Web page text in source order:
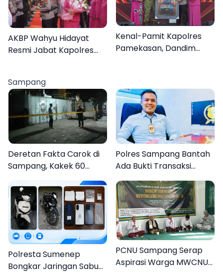
AKBP Wahyu Hidayat
Resmi Jabat Kapolres
Kenal-Pamit Kapolres
Pamekasan, Dandim
Sampang
Deretan Fakta Carok di
Sampang, Kakek 60
Tahun Duel Melawan 2
Pria
Polres Sampang Bantah
Ada Bukti Transaksi
dalam Kasus Rudapaksa
Anak 27 Tersangka
Polresta Sumenep
Bongkar Jaringan Sabu
PCNU Sampang Serap
Aspirasi Warga MWCNU